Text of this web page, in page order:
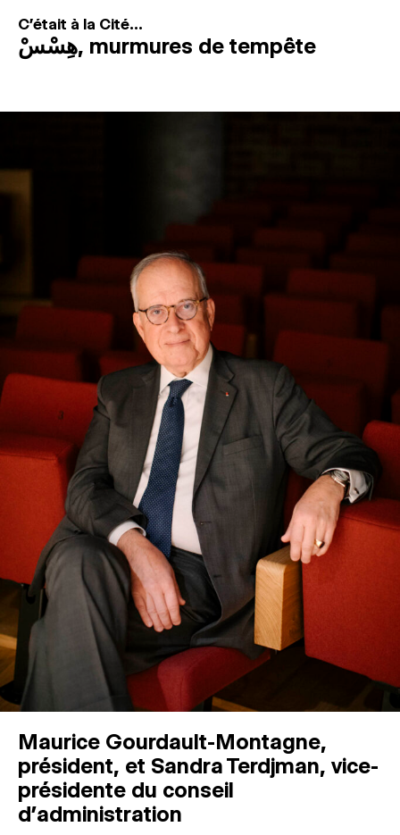
C'était à la Cité...
هِسْسْ, murmures de tempête
Maurice Gourdault-Montagne,
président, et Sandra Terdjman, vice-
présidente du conseil
d’administration